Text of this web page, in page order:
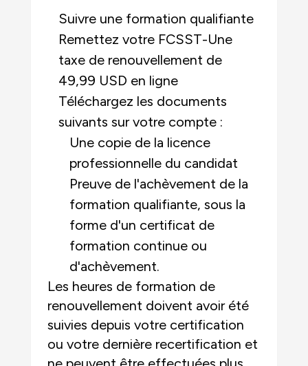
Suivre une formation qualifiante
Remettez votre FCSST-Une
taxe de renouvellement de
49,99 USD en ligne
Téléchargez les documents
suivants sur votre compte :
Une copie de la licence
professionnelle du candidat
Preuve de l'achèvement de la
formation qualifiante, sous la
forme d'un certificat de
formation continue ou
d'achèvement.
Les heures de formation de
renouvellement doivent avoir été
suivies depuis votre certification
ou votre dernière recertification et